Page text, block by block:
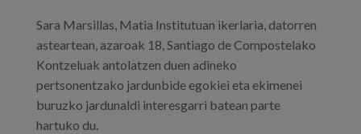
Sara Marsillas, Matia Institutuan ikerlaria, datorren
asteartean, azaroak 18, Santiago de Compostelako
Kontzeluak antolatzen duen adineko
pertsonentzako jardunbide egokiei eta ekimenei
buruzko jardunaldi interesgarri batean parte
hartuko du.